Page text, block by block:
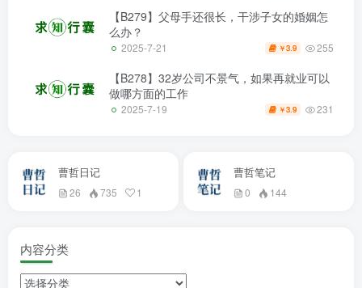
【B279】父母手还很长，干涉子女的婚姻怎
么办？
2025-7-21 ￥3.9 255
【B278】32岁公司不景气，如果再就业可以
做哪方面的工作
2025-7-19 ￥3.9 231
曹哲日记
26 735 1
曹哲笔记
0 144
内容分类